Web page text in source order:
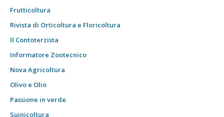
Frutticoltura
Rivista di Orticoltura e Floricoltura
Il Contoterzista
Informatore Zootecnico
Nova Agricoltura
Olivo e Olio
Passione in verde
Suinicoltura